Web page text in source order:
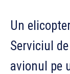
Un
Serviciul
avionul pe